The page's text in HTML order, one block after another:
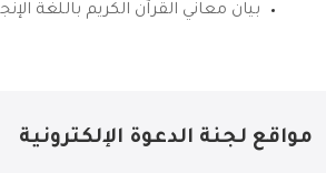
بيان معاني القرآن الكريم باللغة
مواقع لجنة الدعوة الإلكترونية